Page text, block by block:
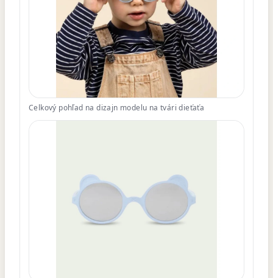
Celkový pohľad na dizajn modelu na tvári dieťaťa